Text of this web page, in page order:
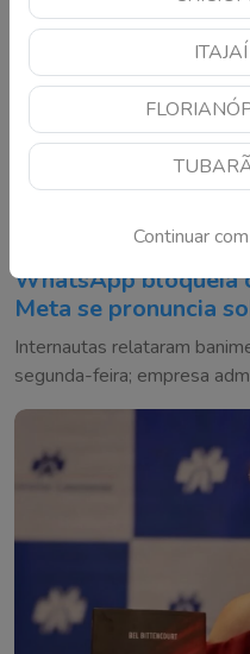
Continuar
WhatsApp bloqueia
Meta se pronuncia
Internautas relataram
segunda-feira; empresa
diz trabalhar para corrigir os